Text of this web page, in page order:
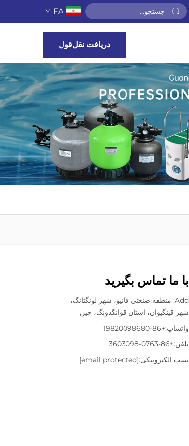
FA
دریافت نقل‌قول
با ما تماس بگیرید
Add: منطقه صنعتی فانیو، شهر لونگتانگ،
شهر قینگیوان، استان قوانگدونگ، چین
واتساپ:+86-19820098680
تلفن:+86-0763-3603098
پست الکترونیکی:[email protected]